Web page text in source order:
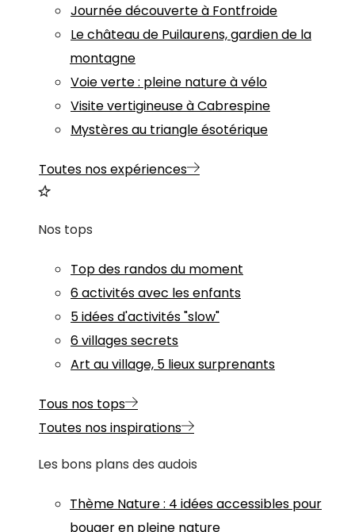
Journée découverte à Fontfroide
Le château de Puilaurens, gardien de la
montagne
Voie verte : pleine nature à vélo
Visite vertigineuse à Cabrespine
Mystères au triangle ésotérique
Toutes nos expériences
Nos tops
Top des randos du moment
6 activités avec les enfants
5 idées d'activités "slow"
6 villages secrets
Art au village, 5 lieux surprenants
Tous nos tops
Toutes nos inspirations
Les bons plans des audois
Thème Nature: 4 idées accessibles pour
bouger en pleine nature